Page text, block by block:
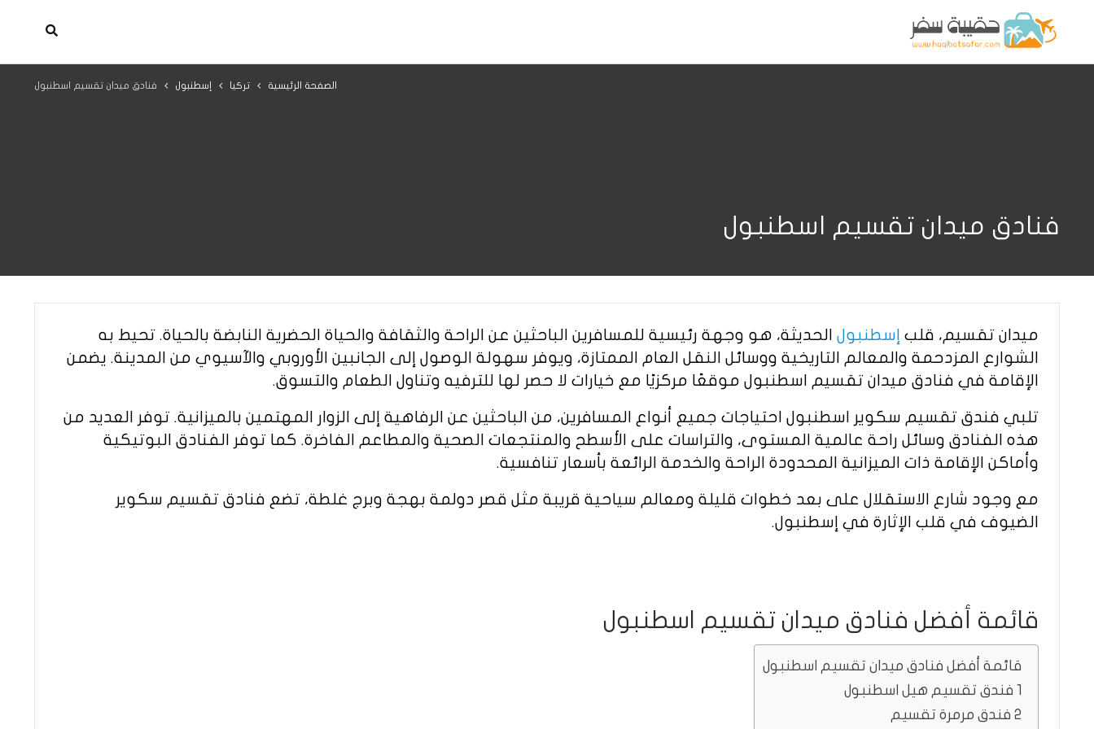
الصفحة الرئيسية تركيا إسطنبول فنادق ميدان تقسيم اسطنبول
فنادق ميدان تقسيم اسطنبول
ميدان تقسيم، قلب إسطنبول الحديثة، هو وجهة رئيسية للمسافرين الباحثين عن الراحة والثقافة والحياة الحضرية النابضة بالحياة. تحيط به
الشوارع المزدحمة والمعالم التاريخية ووسائل النقل العام الممتازة، ويوفر سهولة الوصول إلى الجانبين الأوروبي والآسيوي من المدينة. يضمن
الإقامة في فنادق ميدان تقسيم اسطنبول موقعًا مركزيًا مع خيارات لا حصر لها للترفيه وتناول الطعام والتسوق.
تلبي فندق تقسيم سكوير اسطنبول احتياجات جميع أنواع المسافرين، من الباحثين عن الرفاهية إلى الزوار المهتمين بالميزانية. توفر العديد من
هذه الفنادق وسائل راحة عالمية المستوى، والتراسات على الأسطح والمنتجعات الصحية والمطاعم الفاخرة. كما توفر الفنادق البوتيكية
وأماكن الإقامة ذات الميزانية المحدودة الراحة والخدمة الرائعة بأسعار تنافسية.
مع وجود شارع الاستقلال على بعد خطوات قليلة ومعالم سياحية قريبة مثل قصر دولمة بهجة وبرج غلطة، تضع فنادق تقسيم سكوير
الضيوف في قلب الإثارة في إسطنبول.
قائمة أفضل فنادق ميدان تقسيم اسطنبول
قائمة أفضل فنادق ميدان تقسيم اسطنبول
1 فندق تقسيم هيل اسطنبول
2 فندق مرمرة تقسيم